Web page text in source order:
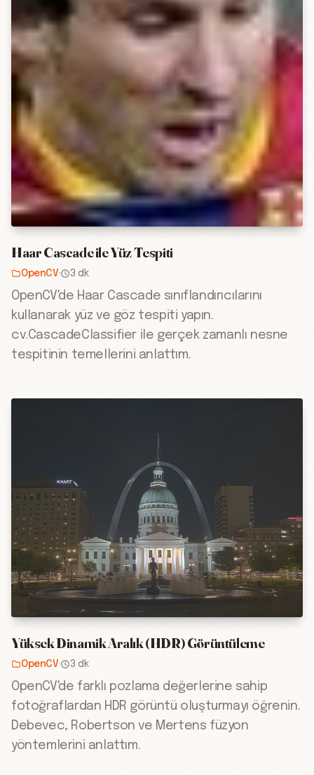
Haar Cascade ile Yüz Tespiti
OpenCV· 3 dk
OpenCV'de Haar Cascade sınıflandırıcılarını
kullanarak yüz ve göz tespiti yapın.
cv.CascadeClassifier ile gerçek zamanlı nesne
tespitinin temellerini anlattım.
Yüksek Dinamik Aralık (HDR) Görüntüleme
OpenCV· 3 dk
OpenCV'de farklı pozlama değerlerine sahip
fotoğraflardan HDR görüntü oluşturmayı öğrenin.
Debevec, Robertson ve Mertens füzyon
yöntemlerini anlattım.